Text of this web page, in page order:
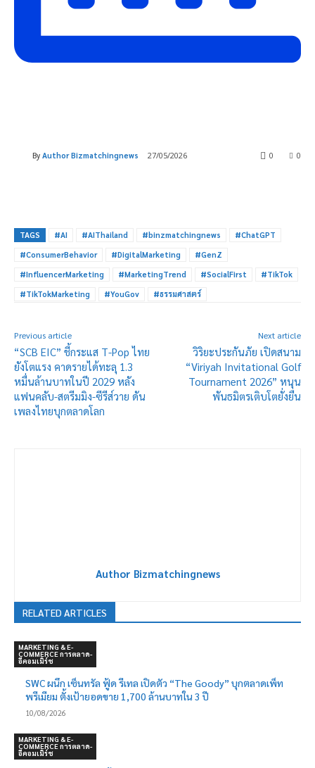
By Author Bizmatchingnews 27/05/2026 0
0
TAGS #AI #AIThailand #binzmatchingnews
#ChatGPT
#ConsumerBehavior
#DigitalMarketing
#GenZ
#InfluencerMarketing
#MarketingTrend #SocialFirst
#TikTok
#TikTokMarketing
#YouGov #ธรรมศาสตร์
Previous article
“SCB EIC” ชี้กระแส T-Pop ไทย
ยังโตแรง คาดรายได้ทะลุ 1.3
หมื่นล้านบาทในปี 2029 หลัง
แฟนคลับ-สตรีมมิง-ซีรีส์วาย ดัน
เพลงไทยบุกตลาดโลก
Next article
วิริยะประกันภัย เปิดสนาม
“Viriyah Invitational Golf
Tournament 2026” หนุน
พันธมิตรเติบโตยั่งยืน
Author Bizmatchingnews
RELATED ARTICLES
MARKETING & E-
COMMERCE การตลาด-
อีคอมเมิร์ช
SWC ผนึก เซ็นทรัล ฟู้ด รีเทล เปิดตัว “The Goody” บุกตลาดเพ็ท
พรีเมียม ตั้งเป้ายอดขาย 1,700 ล้านบาทใน 3 ปี
10/08/2026
MARKETING & E-
COMMERCE การตลาด-
อีคอมเมิร์ช